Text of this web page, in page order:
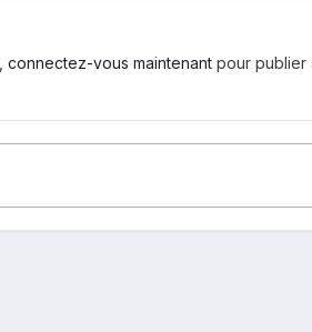
connectez-vous maintenantpour publier